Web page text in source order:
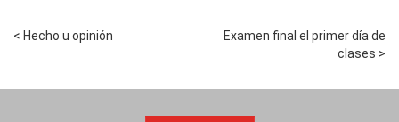
< Hecho u opinión
Examen final el primer día de
clases >